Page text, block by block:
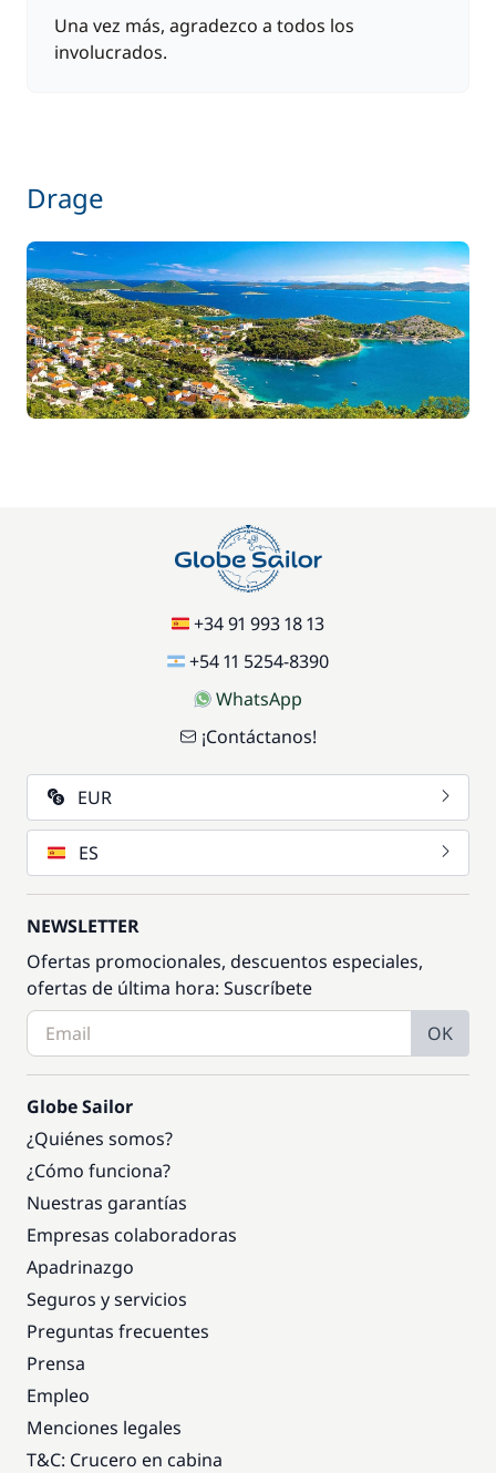
Una vez más, agradezco a todos los
involucrados.
Drage
+34 91 993 18 13
+54 11 5254-8390
WhatsApp
¡Contáctanos!
EUR
ES
NEWSLETTER
Ofertas promocionales, descuentos especiales,
ofertas de última hora: Suscríbete
OK
Globe Sailor
¿Quiénes somos?
¿Cómo funciona?
Nuestras garantías
Empresas colaboradoras
Apadrinazgo
Seguros y servicios
Preguntas frecuentes
Prensa
Empleo
Menciones legales
T&C: Crucero en cabina